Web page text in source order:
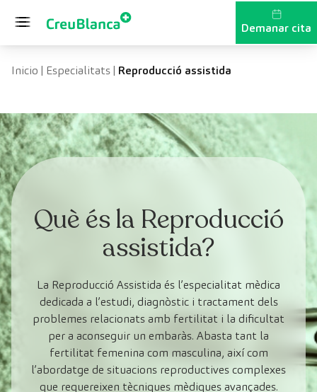
Demanar cita
Inicio | Especialitats| Reproducció assistida
Què és la Reproducció
assistida?
La Reproducció Assistida és l’especialitat mèdica
dedicada a l’estudi, diagnòstic i tractament dels
problemes relacionats amb fertilitat i la dificultat
per a aconseguir un embaràs. Abasta tant la
fertilitat femenina com masculina, així com
l’abordatge de situacions reproductives complexes
que requereixen tècniques mèdiques avançades.